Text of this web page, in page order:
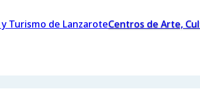
Centros de Arte,